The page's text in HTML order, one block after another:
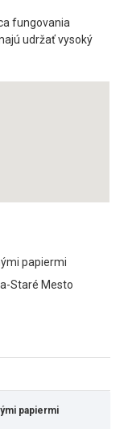
fungovania
udržať vysoký
papiermi
Staré Mesto
papiermi